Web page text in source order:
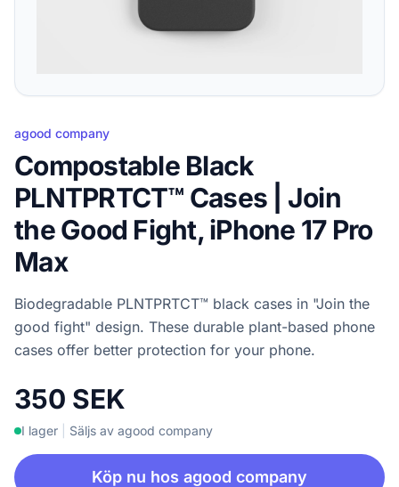
agood company
Compostable Black
PLNTPRTCT™ Cases | Join
the Good Fight, iPhone 17 Pro
Max
Biodegradable PLNTPRTCT™ black cases in "Join the
good fight" design. These durable plant-based phone
cases offer better protection for your phone.
350 SEK
I lager Säljs av agood company
Köp nu hos agood company